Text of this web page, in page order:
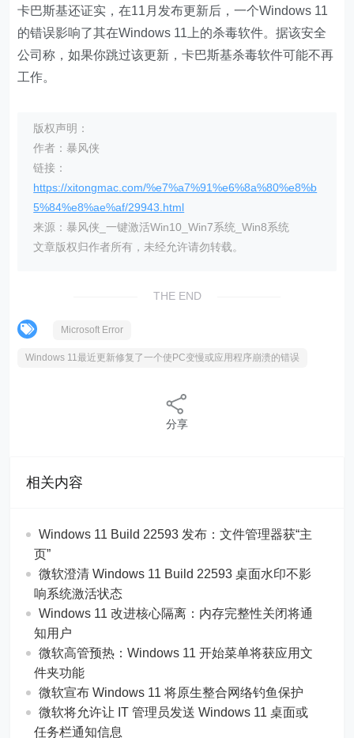
卡巴斯基还证实，在11月发布更新后，一个Windows 11
的错误影响了其在Windows 11上的杀毒软件。据该安全
公司称，如果你跳过该更新，卡巴斯基杀毒软件可能不再
工作。
版权声明：
作者：暴风侠
链接：
https://xitongmac.com/%e7%a7%91%e6%8a%80%e8%b
5%84%e8%ae%af/29943.html
来源：暴风侠_一键激活Win10_Win7系统_Win8系统
文章版权归作者所有，未经允许请勿转载。
THE END
Microsoft Error
Windows 11最近更新修复了一个使PC变慢或应用程序崩溃的错误
分享
相关内容
Windows 11 Build 22593 发布：文件管理器获“主
页”
微软澄清 Windows 11 Build 22593 桌面水印不影
响系统激活状态
Windows 11 改进核心隔离：内存完整性关闭将通
知用户
微软高管预热：Windows 11 开始菜单将获应用文
件夹功能
微软宣布 Windows 11 将原生整合网络钓鱼保护
微软将允许让 IT 管理员发送 Windows 11 桌面或
任务栏通知信息